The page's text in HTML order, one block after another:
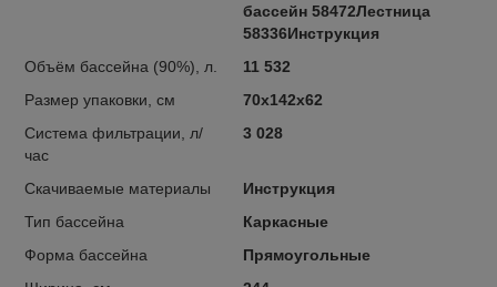
бассейн 58472Лестница
58336Инструкция
Объём бассейна (90%), л.
11 532
Размер упаковки, см
70х142х62
Система фильтрации, л/
час
3 028
Скачиваемые материалы
Инструкция
Тип бассейна
Каркасные
Форма бассейна
Прямоугольные